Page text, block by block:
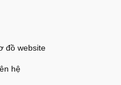
đồ website
hệ